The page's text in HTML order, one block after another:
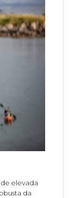
elevada
da